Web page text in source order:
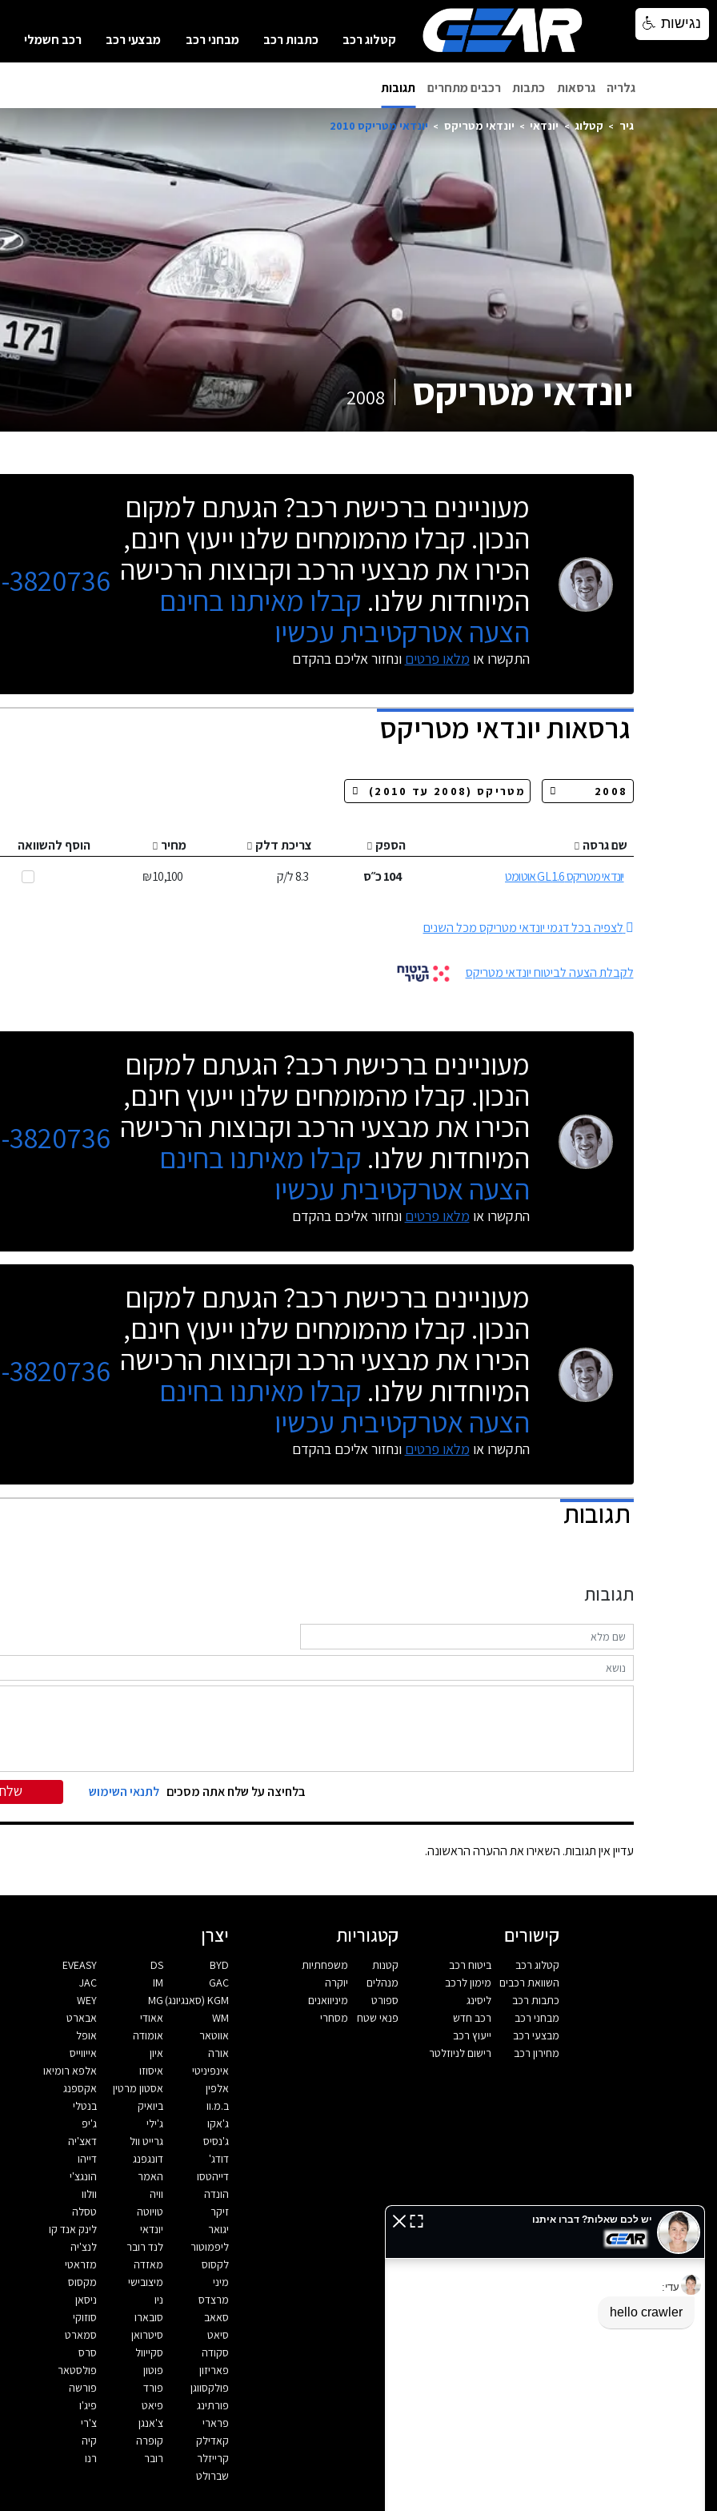
קטלוג רכב כתבות רכב מבחני רכב מבצעי רכב רכב חשמלי
גלריה גרסאות כתבות רכבים מתחרים תגובות
גיר קטלוג יונדאי יונדאי מטריקס יונדאי מטריקס 2010
יונדאי מטריקס 2008
מעוניינים ברכישת רכב? הגעתם למקום
הנכון. קבלו מהמומחים שלנו ייעוץ חינם,
הכירו את מבצעי הרכב וקבוצות הרכישה
המיוחדות שלנו. קבלו מאיתנו בחינם
הצעה אטרקטיבית עכשיו
התקשרו או מלאו פרטים ונחזור אליכם בהקדם
3820736
גרסאותיונדאי מטריקס
שם גרסה הספק צריכת דלק מחיר
הוסף להשוואה
יונדאי מטריקס 1.6 GL אוטומט
104כ״ס 8.3ל/ק 10,100 ₪
לצפיה בכל דגמי יונדאי מטריקס מכל השנים
לקבלת הצעה לביטוח יונדאי מטריקס
מעוניינים ברכישת רכב? הגעתם למקום
הנכון. קבלו מהמומחים שלנו ייעוץ חינם,
הכירו את מבצעי הרכב וקבוצות הרכישה
המיוחדות שלנו. קבלו מאיתנו בחינם
הצעה אטרקטיבית עכשיו
התקשרו או מלאו פרטים ונחזור אליכם בהקדם
3820736
מעוניינים ברכישת רכב? הגעתם למקום
הנכון. קבלו מהמומחים שלנו ייעוץ חינם,
הכירו את מבצעי הרכב וקבוצות הרכישה
המיוחדות שלנו. קבלו מאיתנו בחינם
הצעה אטרקטיבית עכשיו
התקשרו או מלאו פרטים ונחזור אליכם בהקדם
3820736
תגובות
תגובות
בלחיצה על שלח אתה מסכים לתנאי השימוש
עדיין אין תגובות. השאירו את ההערה הראשונה.
קישורים
קטלוג רכב
השוואת רכבים
כתבות רכב
מבחני רכב
מבצעי רכב
מחירון רכב
ביטוח רכב
מימון לרכב
ליסינג
רכב חדש
ייעוץ רכב
רישום לניוזלטר
קטגוריות
קטנות
מנהלים
ספורט
פנאי שטח
משפחתיות
יוקרה
מיניוואנים
מסחרי
יצרן
BYD
DS
EVEASY
GAC
IM
JAC
KGM (סאנגיונג)
MG
WEY
WM
אאודי
אבארט
אווטאר
אומודה
אופל
אורה
איון
אייווייס
אינפיניטי
איסוזו
אלפא רומיאו
אלפין
אסטון מרטין
אקספנג
ב.מ.וו
ביואיק
בנטלי
ג'אקו
ג'ילי
ג'יפ
ג'נסיס
גרייט וול
דאצ'יה
דודג'
דונגפנג
דייהו
דייהטסו
האמר
הונגצ'י
הונדה
וויה
וולוו
זיקר
טויוטה
טסלה
יגואר
יונדאי
לינק אנד קו
ליפמוטור
לנד רובר
לנצ'יה
לקסוס
מאזדה
מזראטי
מיני
מיצובישי
מקסוס
מרצדס
ניו
ניסאן
סאאב
סובארו
סוזוקי
סיאט
סיטרואן
סמארט
סקודה
סקייוול
סרס
פאריזון
פוטון
פולסטאר
פולקסווגן
פורד
פורשה
פורתינג
פיאט
פיג'ו
פרארי
צ'אנגן
צ'רי
קאדילק
קופרה
קיה
קרייזלר
רובר
רנו
שברולט
נגישות
נגישות